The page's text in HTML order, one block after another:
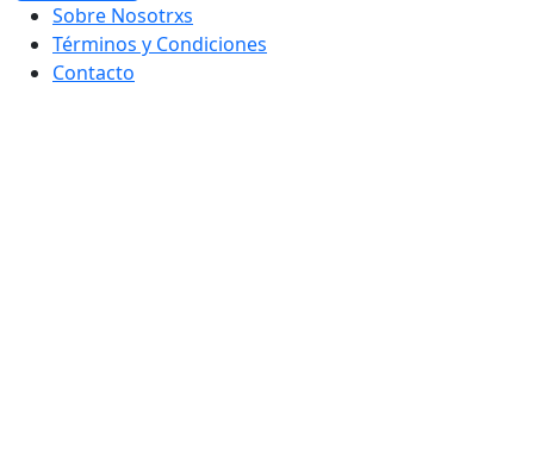
Sobre Nosotrxs
Términos y Condiciones
Contacto